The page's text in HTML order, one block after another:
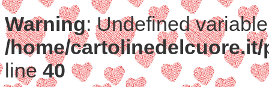
Warning: Undefined
/home/
line 40